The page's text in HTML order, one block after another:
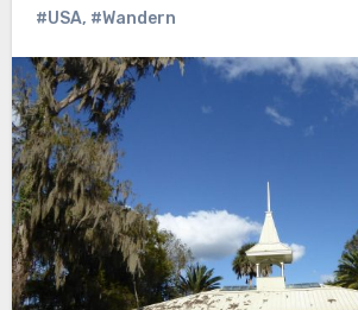
#USA, #Wandern